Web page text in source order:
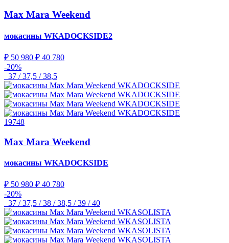
Max Mara Weekend
мокасины WKADOCKSIDE2
₽ 50 980 ₽ 40 780
-20%
37 / 37,5 / 38,5
19748
Max Mara Weekend
мокасины WKADOCKSIDE
₽ 50 980 ₽ 40 780
-20%
37 / 37,5 / 38 / 38,5 / 39 / 40